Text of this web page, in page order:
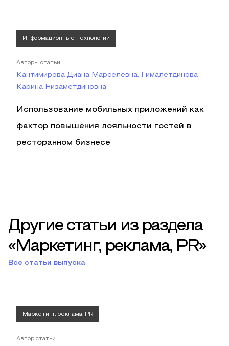
Информационные технологии
Авторы статьи
Кантимирова Диана Марселевна, Гималетдинова
Карина Низаметдиновна
Использование мобильных приложений как
фактор повышения лояльности гостей в
ресторанном бизнесе
Другие статьи из раздела
«Маркетинг, реклама, PR»
Все статьи выпуска
Маркетинг, реклама, PR
Автор статьи